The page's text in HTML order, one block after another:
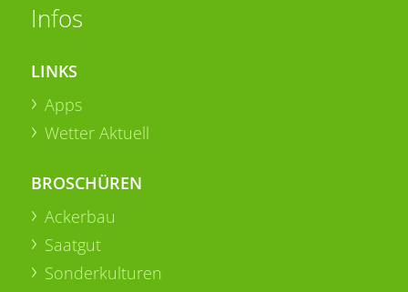
Infos
LINKS
Apps
Wetter Aktuell
BROSCHÜREN
Ackerbau
Saatgut
Sonderkulturen